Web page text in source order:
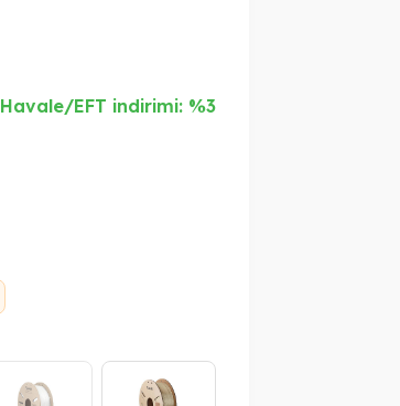
Havale/EFT indirimi: %3